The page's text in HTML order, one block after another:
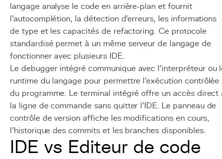
langage analyse le code en arrière-plan et fournit
l'autocomplétion, la détection d'erreurs, les informations
de type et les capacités de refactoring. Ce protocole
standardisé permet à un même serveur de langage de
fonctionner avec plusieurs IDE.
Le debugger intégré communique avec l'interpréteur ou
runtime du langage pour permettre l'exécution contrôlée
du programme. Le terminal intégré offre un accès direct
la ligne de commande sans quitter l'IDE. Le panneau de
contrôle de version affiche les modifications en cours,
l'historique des commits et les branches disponibles.
IDE vs Editeur de code